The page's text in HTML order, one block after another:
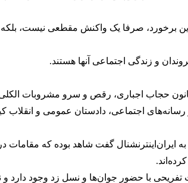
برخورد، صرفا یک واکنش مقطعی نیست، بلکه
و زندگی اجتماعی آنها هستند.
حجاب اجباری، رقص و سرو مشروبات
رسانه‌های اجتماعی، دادستان عمومی و انقلاب
ایران‌اینترنشنال گفت شاهد بوده که
با حضور جوان‌ها و نسل زد وجود دارد و